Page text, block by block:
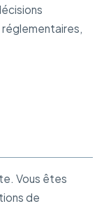
Vous êtes
de